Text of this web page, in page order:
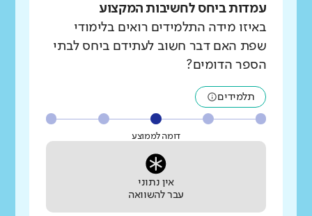
עמדות ביחס לחשיבות המקצוע
באיזו מידה התלמידים רואים בלימודי
שפת האם דבר חשוב לעתידם ביחס לבתי
הספר הדומים?
תלמידים
דומה לממוצע
אין נתוני
עבר להשוואה